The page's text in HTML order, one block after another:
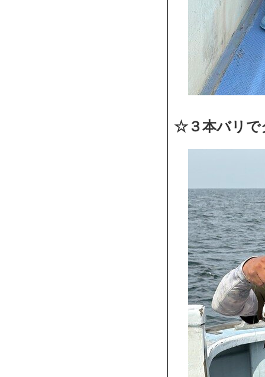
☆３本バリで